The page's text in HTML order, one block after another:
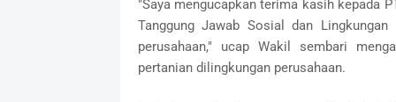
"Saya mengucapkan terima kasih kepada
Tanggung Jawab Sosial dan
perusahaan," ucap Wakil sembari
pertanian dilingkungan perusahaan.